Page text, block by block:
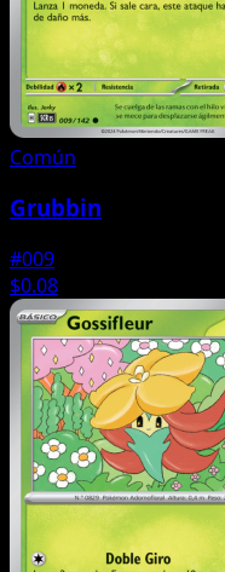
Común
Grubbin
#009
$0.08